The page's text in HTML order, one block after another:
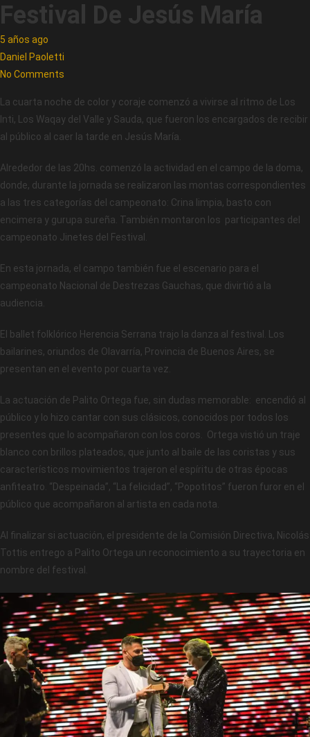
Festival De Jesús María
5 años ago
Daniel Paoletti
No Comments
La cuarta noche de color y coraje comenzó a vivirse al ritmo de Los
Inti, Los Waqay del Valle y Sauda, que fueron los encargados de recibir
al público al caer la tarde en Jesús María.
Alrededor de las 20hs. comenzó la actividad en el campo de la doma,
donde, durante la jornada se realizaron las montas correspondientes
a las tres categorías del campeonato: Crina limpia, basto con
encimera y gurupa sureña. También montaron los participantes del
campeonato Jinetes del Festival.
En esta jornada, el campo también fue el escenario para el
campeonato Nacional de Destrezas Gauchas, que divirtió a la
audiencia.
El ballet folklórico Herencia Serrana trajo la danza al festival. Los
bailarines, oriundos de Olavarría, Provincia de Buenos Aires, se
presentan en el evento por cuarta vez.
La actuación de Palito Ortega fue, sin dudas memorable: encendió al
público y lo hizo cantar con sus clásicos, conocidos por todos los
presentes que lo acompañaron con los coros. Ortega vistió un traje
blanco con brillos plateados, que junto al baile de las coristas y sus
característicos movimientos trajeron el espíritu de otras épocas
anfiteatro. “Despeinada”, “La felicidad”, “Popotitos” fueron furor en el
público que acompañaron al artista en cada nota.
Al finalizar si actuación, el presidente de la Comisión Directiva, Nicolás
Tottis entrego a Palito Ortega un reconocimiento a su trayectoria en
nombre del festival.